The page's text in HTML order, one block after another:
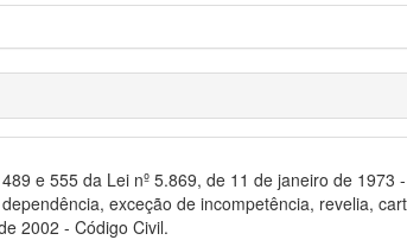
e 555 da Lei nº 5.869, de 11 de janeiro de
exceção de incompetência, revelia,
2002 - Código Civil.